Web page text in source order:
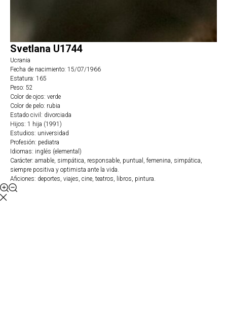
Svetlana U1744
Ucrania
Fecha de nacimiento: 15/07/1966
Estatura: 165
Peso: 52
Color de ojos: verde
Color de pelo: rubia
Estado civil: divorciada
Hijos: 1 hija (1991)
Estudios: universidad
Profesión: pediatra
Idiomas: inglés (elemental)
Carácter: amable, simpática, responsable, puntual, femenina, simpática,
siempre positiva y optimista ante la vida.
Aficiones: deportes, viajes, cine, teatros, libros, pintura.